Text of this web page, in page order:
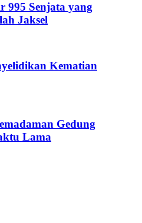
995 Senjata yang
Jaksel
Kematian
Gedung
Lama